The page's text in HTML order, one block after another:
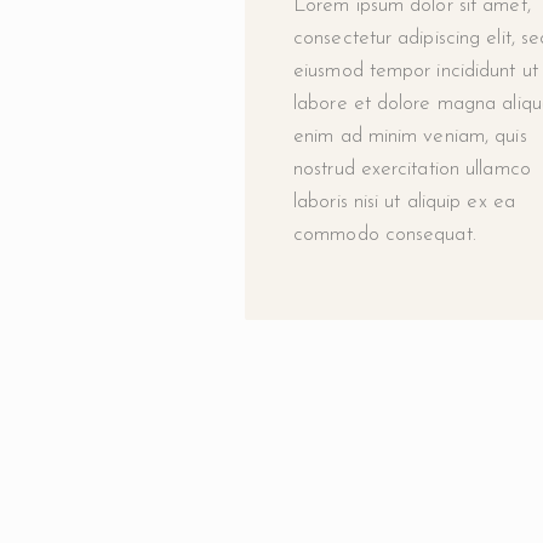
Lorem ipsum dolor sit amet,
consectetur adipiscing elit,
eiusmod tempor incididunt ut
labore et dolore magna
enim ad minim veniam, quis
nostrud exercitation ullamco
laboris nisi ut aliquip ex ea
commodo consequat.